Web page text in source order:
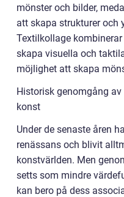
mönster och bilder,
att skapa strukturer och
Textilkollage
skapa visuella och
möjlighet att skapa
Historisk genomgång
konst
Under de senaste åren
renässans och blivit
konstvärlden. Men
setts som mindre
kan bero på dess